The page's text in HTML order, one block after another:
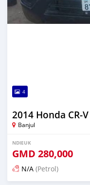
4
2014 Honda CR-V
Banjul
NDIEUK
GMD 280,000
N/A (Petrol)